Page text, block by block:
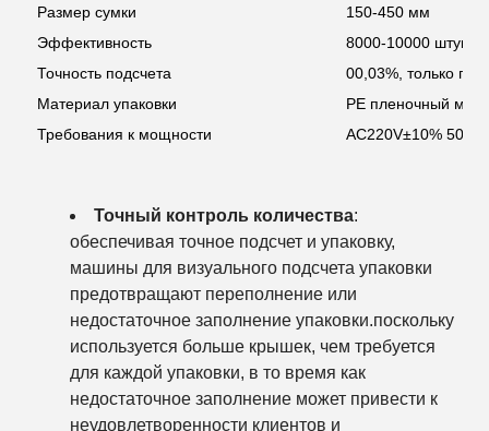
Размер сумки
150-450 мм
Эффективность
8000-10000 штук/
Точность подсчета
00,03%, только
Материал упаковки
PE пленочный
Требования к мощности
AC220V±10%
Точный контроль количества:
обеспечивая точное подсчет и упаковку,
машины для визуального подсчета упаковки
предотвращают переполнение или
недостаточное заполнение упаковки.поскольку
используется больше крышек, чем требуется
для каждой упаковки, в то время как
недостаточное заполнение может привести к
неудовлетворенности клиентов и